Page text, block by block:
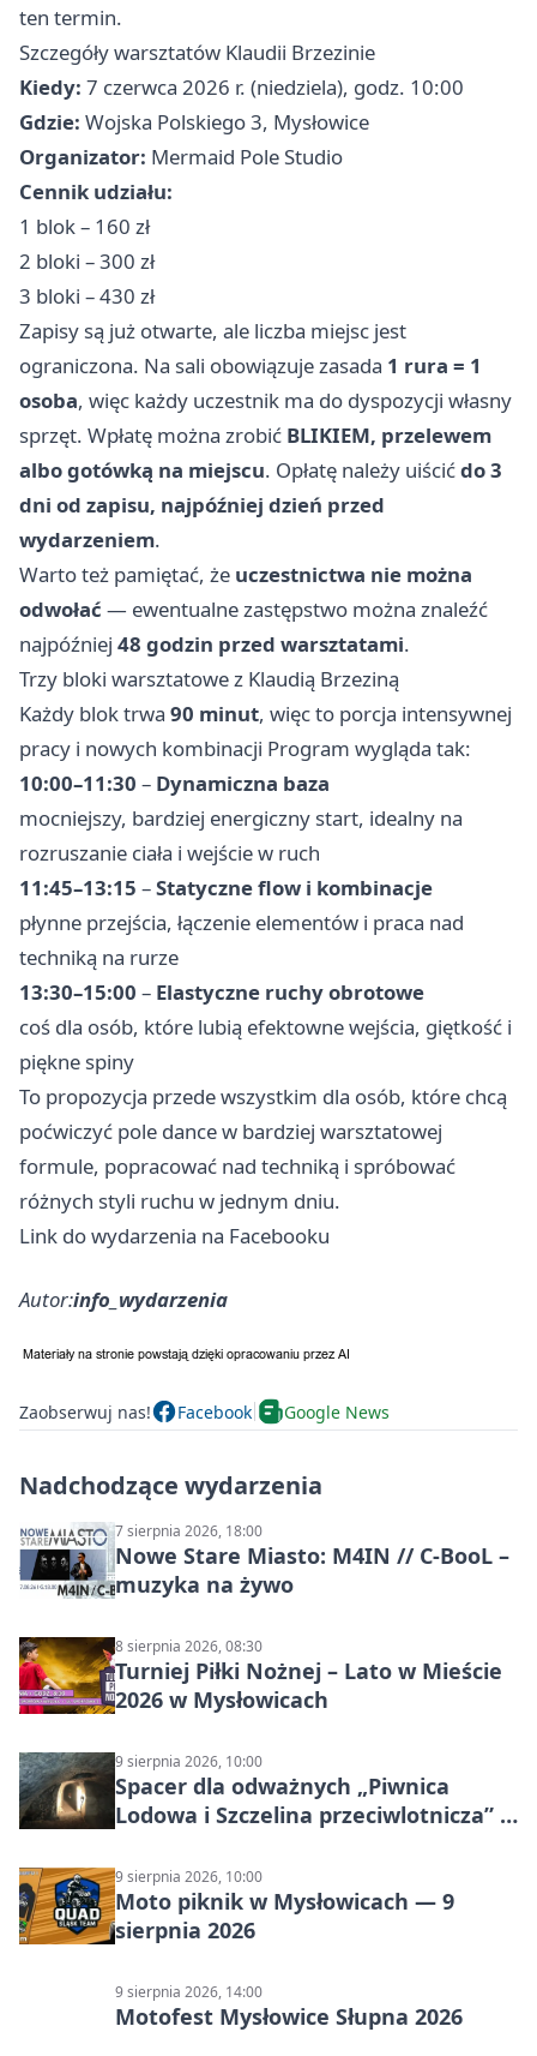
ten termin.
Szczegóły warsztatów Klaudii Brzezinie
Kiedy: 7 czerwca 2026 r. (niedziela), godz. 10:00
Gdzie: Wojska Polskiego 3, Mysłowice
Organizator: Mermaid Pole Studio
Cennik udziału:
1 blok – 160 zł
2 bloki – 300 zł
3 bloki – 430 zł
Zapisy są już otwarte, ale liczba miejsc jest
ograniczona. Na sali obowiązuje zasada 1 rura = 1
osoba, więc każdy uczestnik ma do dyspozycji własny
sprzęt. Wpłatę można zrobić BLIKIEM, przelewem
albo gotówką na miejscu. Opłatę należy uiścićdo 3
dni od zapisu, najpóźniej dzień przed
wydarzeniem.
Warto też pamiętać, że uczestnictwa nie można
odwołać — ewentualne zastępstwo można znaleźć
najpóźniej 48 godzin przed warsztatami.
Trzy bloki warsztatowe z Klaudią Brzeziną
Każdy blok trwa 90 minut, więc to porcja intensywnej
pracy i nowych kombinacji Program wygląda tak:
10:00–11:30 – Dynamiczna baza
mocniejszy, bardziej energiczny start, idealny na
rozruszanie ciała i wejście w ruch
11:45–13:15 –Statyczne flow i kombinacje
płynne przejścia, łączenie elementów i praca nad
techniką na rurze
13:30–15:00 – Elastyczne ruchy obrotowe
coś dla osób, które lubią efektowne wejścia, giętkość i
piękne spiny
To propozycja przede wszystkim dla osób, które chcą
poćwiczyć pole dance w bardziej warsztatowej
formule, popracować nad techniką i spróbować
różnych styli ruchu w jednym dniu.
Link do wydarzenia na Facebooku
Autor:info_wydarzenia
Zaobserwuj nas! Facebook Google News
Nadchodzące wydarzenia
7 sierpnia 2026, 18:00
Nowe Stare Miasto: M4IN // C-BooL –
muzyka na żywo
8 sierpnia 2026, 08:30
Turniej Piłki Nożnej – Lato w Mieście
2026 w Mysłowicach
9 sierpnia 2026, 10:00
Spacer dla odważnych „Piwnica
Lodowa i Szczelina przeciwlotnicza” –
9 sierpnia 2026, 10:00
Moto piknik w Mysłowicach — 9
sierpnia 2026
9 sierpnia 2026, 14:00
Motofest Mysłowice Słupna 2026